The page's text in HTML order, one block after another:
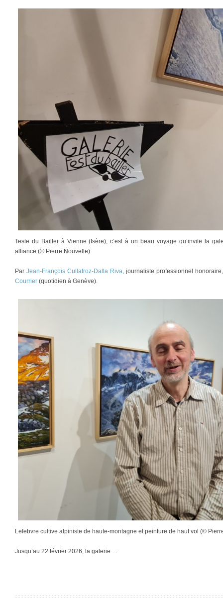
Teste du Bailler à Vienne (Isère), c’est à un beau voyage qu’invite la
alliance (© Pierre Nouvelle).
Par Jean-François Cullafroz-Dalla Riva, journaliste professionnel
Courrier (quotidien à Genève).
Lefebvre cultive alpiniste de haute-montagne et peinture de haut vol (©
Jusqu’au 22 février 2026, la galerie …